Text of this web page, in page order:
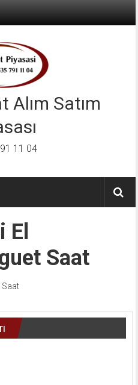
Alım Satım
11 04
Saat
Saat